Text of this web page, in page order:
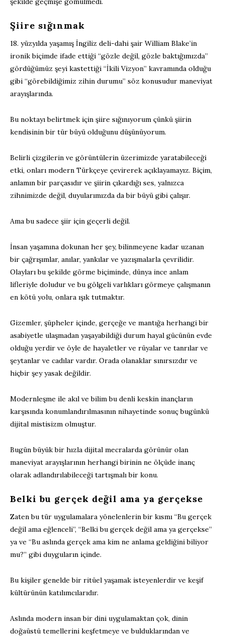
Şiire sığınmak
18. yüzyılda yaşamış İngiliz deli-dahi şair William Blake’in
ironik biçimde ifade ettiği “gözle değil, gözle baktığımızda”
gördüğümüz şeyi kastettiği “İkili Vizyon” kavramında olduğu
gibi “görebildiğimiz zihin durumu” söz konusudur maneviyat
arayışlarında.
Bu noktayı belirtmek için şiire sığınıyorum çünkü şiirin
kendisinin bir tür büyü olduğunu düşünüyorum.
Belirli çizgilerin ve görüntülerin üzerimizde yaratabileceği
etki, onları modern Türkçeye çevirerek açıklayamayız. Biçim,
anlamın bir parçasıdır ve şiirin çıkardığı ses, yalnızca
zihnimizde değil, duyularımızda da bir büyü gibi çalışır.
Ama bu sadece şiir için geçerli değil.
İnsan yaşamına dokunan her şey, bilinmeyene kadar uzanan
bir çağrışımlar, anılar, yankılar ve yazışmalarla çevrilidir.
Olayları bu şekilde görme biçiminde, dünya ince anlam
lifleriyle doludur ve bu gölgeli varlıkları görmeye çalışmanın
en kötü yolu, onlara ışık tutmaktır.
Gizemler, şüpheler içinde, gerçeğe ve mantığa herhangi bir
asabiyetle ulaşmadan yaşayabildiği durum hayal gücünün evde
olduğu yerdir ve öyle de hayaletler ve rüyalar ve tanrılar ve
şeytanlar ve cadılar vardır. Orada olanaklar sınırsızdır ve
hiçbir şey yasak değildir.
Modernleşme ile akıl ve bilim bu denli keskin inançların
karşısında konumlandırılmasının nihayetinde sonuç bugünkü
dijital mistisizm olmuştur.
Bugün büyük bir hızla dijital mecralarda görünür olan
maneviyat arayışlarının herhangi birinin ne ölçüde inanç
olarak adlandırılabileceği tartışmalı bir konu.
Belki bu gerçek değil ama ya gerçekse
Zaten bu tür uygulamalara yönelenlerin bir kısmı “Bu gerçek
değil ama eğlenceli”, “Belki bu gerçek değil ama ya gerçekse”
ya ve “Bu aslında gerçek ama kim ne anlama geldiğini biliyor
mu?” gibi duyguların içinde.
Bu kişiler genelde bir ritüel yaşamak isteyenlerdir ve keşif
kültürünün katılımcılarıdır.
Aslında modern insan bir dini uygulamaktan çok, dinin
doğaüstü temellerini keşfetmeye ve bulduklarından ve